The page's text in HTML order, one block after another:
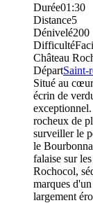
Durée01:30
Distance5
Dénivelé200
Difficulté
Château
DépartSaint-
Situé au
écrin de
rocheux de
surveiller le
le
falaise sur
Rochocol,
marques
largement